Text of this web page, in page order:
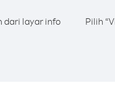
dari layar info
Pilih